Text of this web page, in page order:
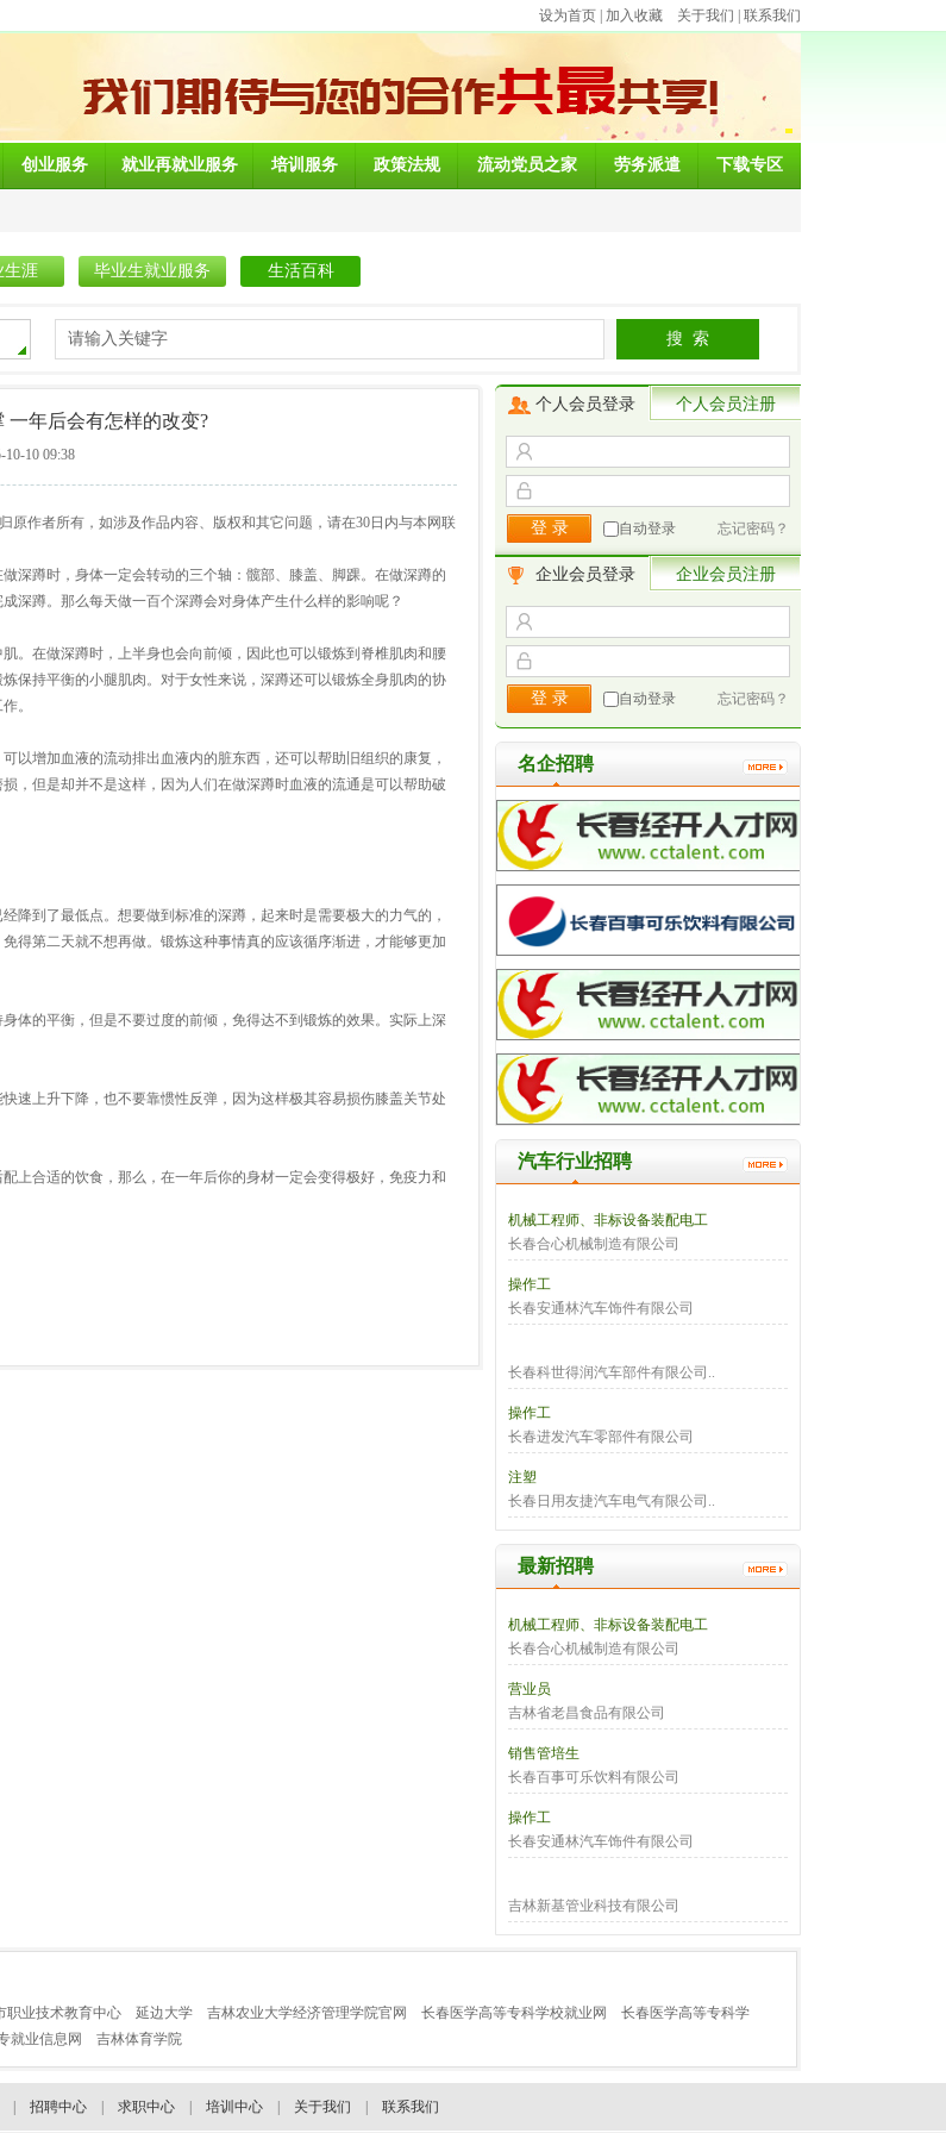
设为首页 加入收藏 关于我们 联系我们
创业服务 就业再就业服务 培训服务 政策法规 流动党员之家 劳务派遣 下载专区
生涯 毕业生就业服务 生活百科
请输入关键字
一年后会有怎样的改变?
10 09:38
作者所有，如涉及作品内容、版权和其它问题，请在30日内与本网联
深蹲时，身体一定会转动的三个轴：髋部、膝盖、脚踝。在做深蹲的
深蹲。那么每天做一百个深蹲会对身体产生什么样的影响呢？
。在做深蹲时，上半身也会向前倾，因此也可以锻炼到脊椎肌肉和腰
保持平衡的小腿肌肉。对于女性来说，深蹲还可以锻炼全身肌肉的协
。
以增加血液的流动排出血液内的脏东西，还可以帮助旧组织的康复，
，但是却并不是这样，因为人们在做深蹲时血液的流通是可以帮助破
降到了最低点。想要做到标准的深蹲，起来时是需要极大的力气的，
得第二天就不想再做。锻炼这种事情真的应该循序渐进，才能够更加
体的平衡，但是不要过度的前倾，免得达不到锻炼的效果。实际上深
速上升下降，也不要靠惯性反弹，因为这样极其容易损伤膝盖关节处
上合适的饮食，那么，在一年后你的身材一定会变得极好，免疫力和
个人会员登录 个人会员注册
自动登录 忘记密码？
企业会员登录 企业会员注册
自动登录 忘记密码？
名企招聘
汽车行业招聘
机械工程师、非标设备装配电工
长春合心机械制造有限公司
操作工
长春安通林汽车饰件有限公司
长春科世得润汽车部件有限公司..
操作工
长春进发汽车零部件有限公司
注塑
长春日用友捷汽车电气有限公司..
最新招聘
机械工程师、非标设备装配电工
长春合心机械制造有限公司
营业员
吉林省老昌食品有限公司
销售管培生
长春百事可乐饮料有限公司
操作工
长春安通林汽车饰件有限公司
吉林新基管业科技有限公司
职业技术教育中心 延边大学 吉林农业大学经济管理学院官网 长春医学高等专科学校就业网
长春医学高等专科学
就业信息网 吉林体育学院
招聘中心 求职中心 培训中心 关于我们 联系我们